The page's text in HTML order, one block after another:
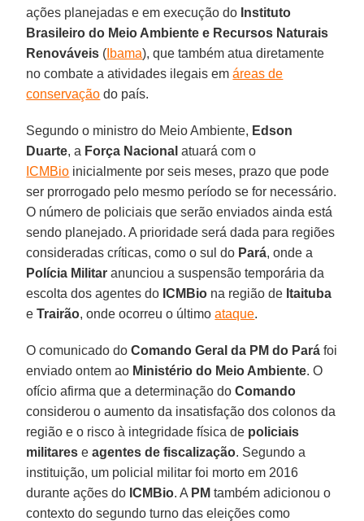
ações planejadas e em execução do Instituto
Brasileiro do Meio Ambiente e Recursos Naturais
Renováveis ( Ibama), que também atua diretamente
no combate a atividades ilegais emáreas de
conservação do país.
Segundo o ministro do Meio Ambiente, Edson
Duarte, a Força Nacional atuará com o
ICMBio inicialmente por seis meses, prazo que pode
ser prorrogado pelo mesmo período se for necessário.
O número de policiais que serão enviados ainda está
sendo planejado. A prioridade será dada para regiões
consideradas críticas, como o sul do Pará, onde a
Polícia Militar anunciou a suspensão temporária da
escolta dos agentes do ICMBio na região de Itaituba
e Trairão, onde ocorreu o últimoataque.
O comunicado doComando Geral da PM do Pará foi
enviado ontem ao Ministério do Meio Ambiente. O
ofício afirma que a determinação doComando
considerou o aumento da insatisfação dos colonos da
região e o risco à integridade física de policiais
militares eagentes de fiscalização. Segundo a
instituição, um policial militar foi morto em 2016
durante ações do ICMBio. A PM também adicionou o
contexto do segundo turno das eleições como